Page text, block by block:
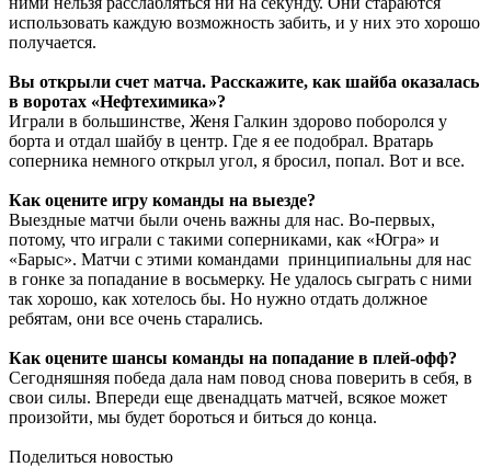
использовать каждую возможность забить, и у них это хорошо
получается.
Вы открыли счет матча. Расскажите, как шайба оказалась
в воротах «Нефтехимика»?
Играли в большинстве, Женя Галкин здорово поборолся у
борта и отдал шайбу в центр. Где я ее подобрал. Вратарь
соперника немного открыл угол, я бросил, попал. Вот и все.
Как оцените игру команды на выезде?
Выездные матчи были очень важны для нас. Во-первых,
потому, что играли с такими соперниками, как «Югра» и
«Барыс». Матчи с этими командами принципиальны для нас
в гонке за попадание в восьмерку. Не удалось сыграть с ними
так хорошо, как хотелось бы. Но нужно отдать должное
ребятам, они все очень старались.
Как оцените шансы команды на попадание в плей-офф?
Сегодняшняя победа дала нам повод снова поверить в себя, в
свои силы. Впереди еще двенадцать матчей, всякое может
произойти, мы будет бороться и биться до конца.
Поделиться новостью